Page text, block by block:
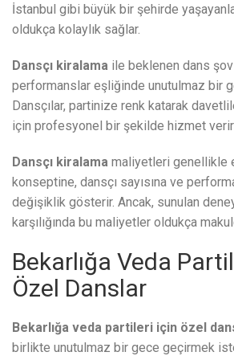
İstanbul gibi büyük bir şehirde
oldukça kolaylık sağlar.
Dansçı kiralama ile beklenen dans
performanslar eşliğinde unutulmaz bir
Dansçılar, partinize renk katarak
için profesyonel bir şekilde hizmet
Dansçı kiralama maliyetleri genellikle
konseptine, dansçı sayısına ve
değişiklik gösterir. Ancak, sunulan
karşılığında bu maliyetler oldukça
Bekarlığa Veda
Özel Danslar
Bekarlığa veda partileri için özel
birlikte unutulmaz bir gece geçirmek